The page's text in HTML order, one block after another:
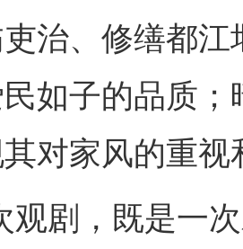
治、修缮都
如子的品质
对家风的重视
剧，既是一次